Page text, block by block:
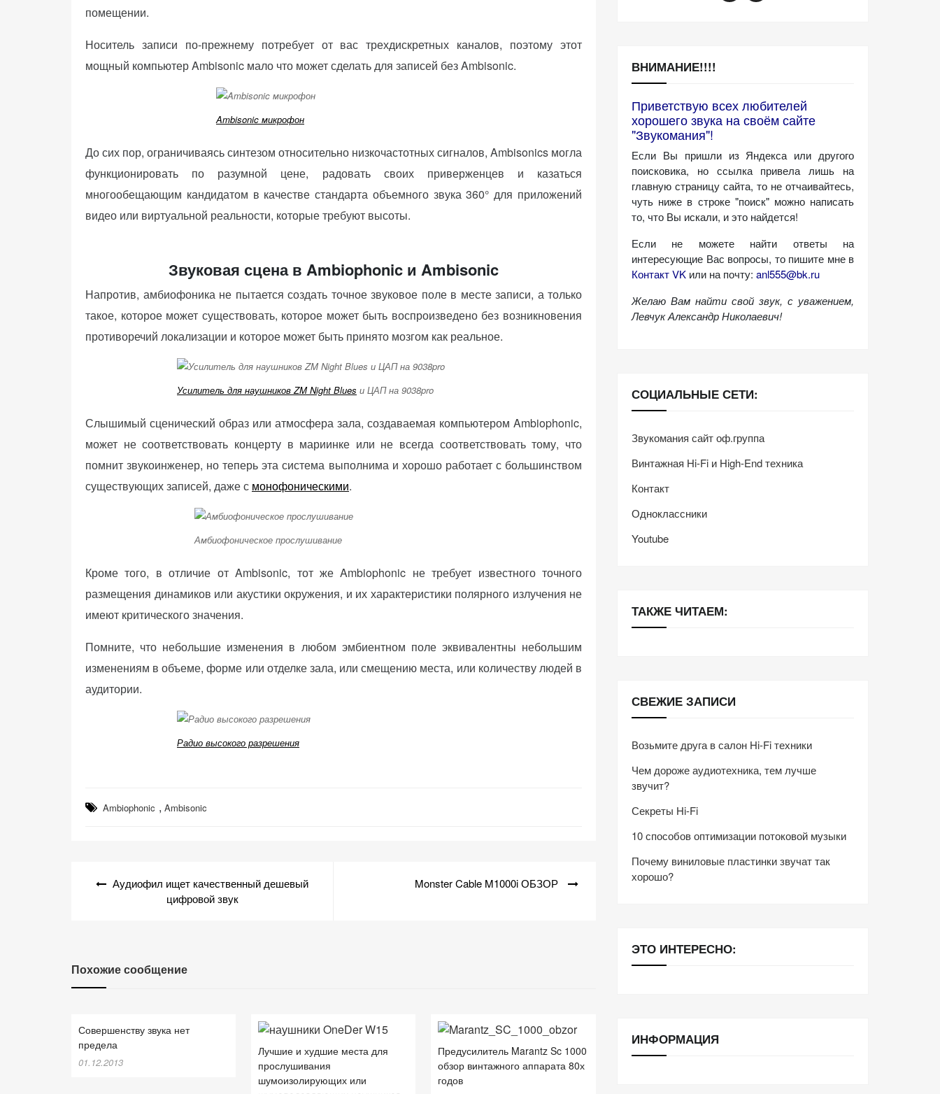
помещении.
Носитель записи по-прежнему потребует от вас трехдискретных каналов, поэтому этот
мощный компьютер Ambisonic мало что может сделать для записей без Ambisonic.
Ambisonic микрофон
До сих пор, ограничиваясь синтезом относительно низкочастотных сигналов, Ambisonics могла
функционировать по разумной цене, радовать своих приверженцев и казаться
многообещающим кандидатом в качестве стандарта объемного звука 360° для приложений
видео или виртуальной реальности, которые требуют высоты.
Звуковая сцена в Ambiophonic и Ambisonic
Напротив, амбиофоника не пытается создать точное звуковое поле в месте записи, а только
такое, которое может существовать, которое может быть воспроизведено без возникновения
противоречий локализации и которое может быть принято мозгом как реальное.
Усилитель для наушников ZM Night Blues и ЦАП на 9038pro
Слышимый сценический образ или атмосфера зала, создаваемая компьютером Ambiophonic,
может не соответствовать концерту в мариинке или не всегда соответствовать тому, что
помнит звукоинженер, но теперь эта система выполнима и хорошо работает с большинством
существующих записей, даже с монофоническими.
Амбиофоническое прослушивание
Кроме того, в отличие от Ambisonic, тот же Ambiophonic не требует известного точного
размещения динамиков или акустики окружения, и их характеристики полярного излучения не
имеют критического значения.
Помните, что небольшие изменения в любом эмбиентном поле эквивалентны небольшим
изменениям в объеме, форме или отделке зала, или смещению места, или количеству людей в
аудитории.
Радио высокого разрешения
Ambiophonic , Ambisonic
Аудиофил ищет качественный дешевый
цифровой звук
Monster Cable M1000i ОБЗОР
Похожие сообщение
Совершенству звука нет
предела
01.12.2013
Лучшие и худшие места для
прослушивания
шумоизолирующих или
Предусилитель Marantz Sc 1000
обзор винтажного аппарата 80х
годов
ВНИМАНИЕ!!!!
Приветствую всех любителей
хорошего звука на своём сайте
"Звукомания"!
Если Вы пришли из Яндекса или другого
поисковика, но ссылка привела лишь на
главную страницу сайта, то не отчаивайтесь,
чуть ниже в строке "поиск" можно написать
то, что Вы искали, и это найдется!
Если не можете найти ответы на
интересующие Вас вопросы, то пишите мне в
Контакт VK или на почту: anl555@bk.ru
Желаю Вам найти свой звук, с уважением,
Левчук Александр Николаевич!
СОЦИАЛЬНЫЕ СЕТИ:
Звукомания сайт оф.группа
Винтажная Hi-Fi и High-End техника
Контакт
Одноклассники
Youtube
ТАКЖЕ ЧИТАЕМ:
СВЕЖИЕ ЗАПИСИ
Возьмите друга в салон Hi-Fi техники
Чем дороже аудиотехника, тем лучше
звучит?
Секреты Hi-Fi
10 способов оптимизации потоковой музыки
Почему виниловые пластинки звучат так
хорошо?
ЭТО ИНТЕРЕСНО:
ИНФОРМАЦИЯ
cookie, некоторые
посещаемость
(Яндекс.Метрика).
Анонимно, без
персональных
Яндекс.Директ:
персонализированная
ваших интересов.
сайта, вы повышаете
персонализированного